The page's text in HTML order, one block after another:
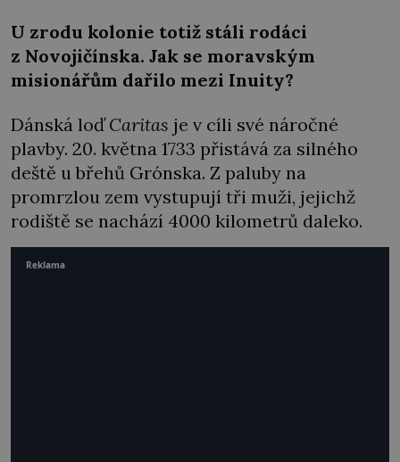
U zrodu kolonie totiž stáli rodáci
z Novojičínska. Jak se moravským
misionářům dařilo mezi Inuity?
Dánská loďCaritas je v cíli své náročné
plavby. 20. května 1733 přistává za silného
deště u břehů Grónska. Z paluby na
promrzlou zem vystupují tři muži, jejichž
rodiště se nachází 4000 kilometrů daleko.
Reklama